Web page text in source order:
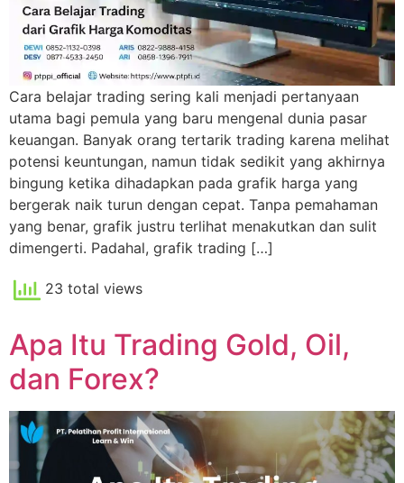
Cara belajar trading sering kali menjadi pertanyaan
utama bagi pemula yang baru mengenal dunia pasar
keuangan. Banyak orang tertarik trading karena melihat
potensi keuntungan, namun tidak sedikit yang akhirnya
bingung ketika dihadapkan pada grafik harga yang
bergerak naik turun dengan cepat. Tanpa pemahaman
yang benar, grafik justru terlihat menakutkan dan sulit
dimengerti. Padahal, grafik trading […]
23 total views
Apa Itu Trading Gold, Oil,
dan Forex?